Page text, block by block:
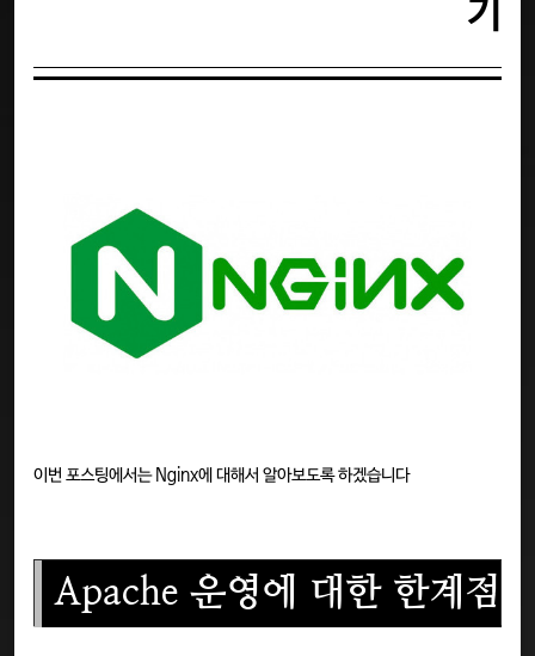
기
이번 포스팅에서는 Nginx에 대해서 알아보도록 하겠습니다
Apache 운영에 대한 한계점